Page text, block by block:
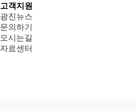
고객지원
광진뉴스
문의하기
오시는길
자료센터